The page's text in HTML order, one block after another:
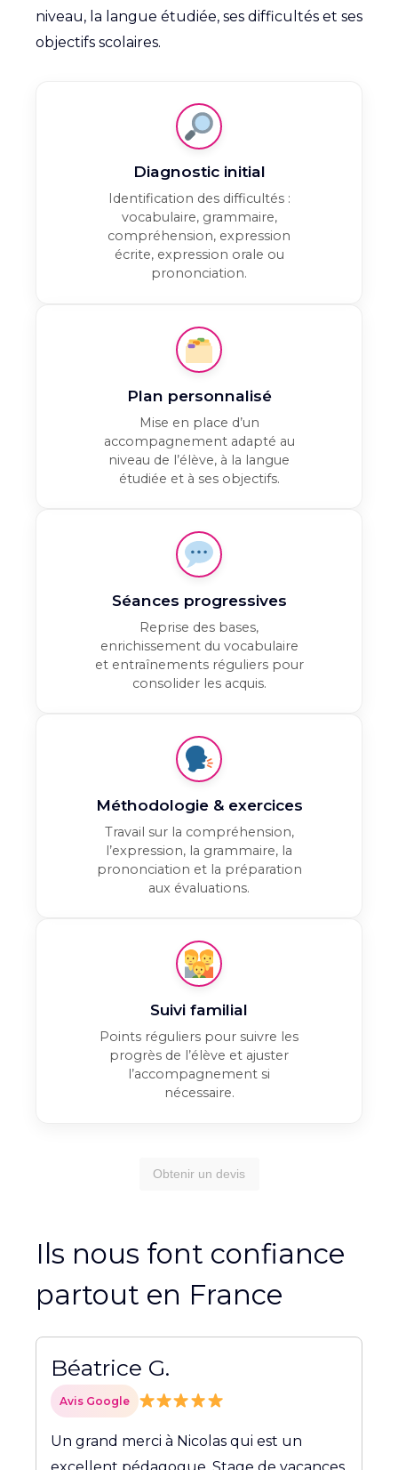
niveau, la langue étudiée, ses difficultés et ses
objectifs scolaires.
Diagnostic initial
Identification des difficultés :
vocabulaire, grammaire,
compréhension, expression
écrite, expression orale ou
prononciation.
Plan personnalisé
Mise en place d’un
accompagnement adapté au
niveau de l’élève, à la langue
étudiée et à ses objectifs.
Séances progressives
Reprise des bases,
enrichissement du vocabulaire
et entraînements réguliers pour
consolider les acquis.
Méthodologie & exercices
Travail sur la compréhension,
l’expression, la grammaire, la
prononciation et la préparation
aux évaluations.
Suivi familial
Points réguliers pour suivre les
progrès de l’élève et ajuster
l’accompagnement si
nécessaire.
Obtenir un devis
Ils nous font confiance
partout en France
Béatrice G.
Avis Google
Un grand merci à Nicolas qui est un